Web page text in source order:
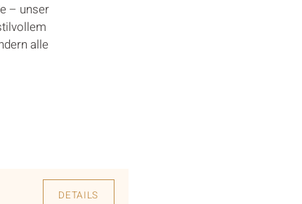
– unser
alle
DETAILS